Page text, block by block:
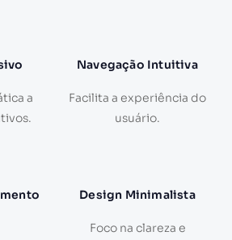
a
Navegação Intuitiva
Facilita a experiência do
usuário.
Design Minimalista
Foco na clareza e